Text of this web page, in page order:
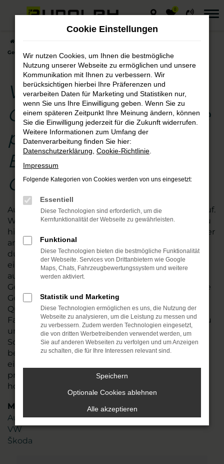
Zum
0
Gebrauchtwagen – die preisgünstige Entscheidung für Querfurt
VW T-Cross
Gebrauchtwagen – die
preisgünstige
Entscheidung für
Querfurt
Augen auf beim VW T-Cross Gebrauchtwagen- Kauf.
Wir vom Autohaus Rudolph schauen für Sie genau
hin und führen vor dem Verkauf nach Querfurt oder
an einen anderen Ort einen gründlichen Check
durch. Wir stellen so sicher, dass Ihr Fahrzeug
einwandfrei funktioniert und tauschen natürlich
auch Verschleißteile aus. VW T-Cross
Gebrauchtwagen sind in den meisten Fällen junge
Gebrauchte, die noch einige Jahre Mobilität in
Querfurt möglich machen. Angeboten werden die
Fahrzeug zum fairen Preis und sind zudem nahezu
umgehend verfügbar. Stöbern Sie in unserem
Sortiment oder lassen Sie sich gezielt von uns
beraten. Mit mehr als 45 Jahren Erfahrung und
einem Team aus mehr als 110 Mitarbeitenden
profitieren Sie von unserem erstklassigen Know-
how und unserer Liebe zum Service.
Marken
Audi
VW
Škoda
Cookie Einstellungen
Wir nutzen Cookies, um Ihnen die bestmögliche
Nutzung unserer Webseite zu ermöglichen und unsere
Kommunikation mit Ihnen zu verbessern. Wir
berücksichtigen hierbei Ihre Präferenzen und
verarbeiten Daten für Marketing und Statistiken nur,
wenn Sie uns Ihre Einwilligung geben. Wenn Sie zu
einem späteren Zeitpunkt Ihre Meinung ändern, können
Sie die Einwilligung jederzeit für die Zukunft widerrufen.
Weitere Informationen zum Umfang der
Datenverarbeitung finden Sie hier:
Datenschutzerklärung Cookie-Richtlinie
Impressum
Folgende Kategorien von Cookies werden von uns eingesetzt:
Essentiell
Diese Technologien sind erforderlich, um die
Kernfunktionalität der Webseite zu gewährleisten.
Funktional
Diese Technologien bieten die bestmögliche Funktionalität
der Webseite. Services von Drittanbietern wie Google
Maps, Chats, Fahrzeugbewertungssystem und weitere
werden aktiviert.
Statistik und Marketing
Diese Technologien ermöglichen es uns, die Nutzung der
Webseite zu analysieren, um die Leistung zu messen und
zu verbessern. Zudem werden Technologien eingesetzt,
die von dritten Werbetreibenden verwendet werden, um
Sie auf anderen Webseiten zu verfolgen und um Anzeigen
zu schalten, die für Ihre Interessen relevant sind.
Speichern
Optionale Cookies ablehnen
Alle akzeptieren